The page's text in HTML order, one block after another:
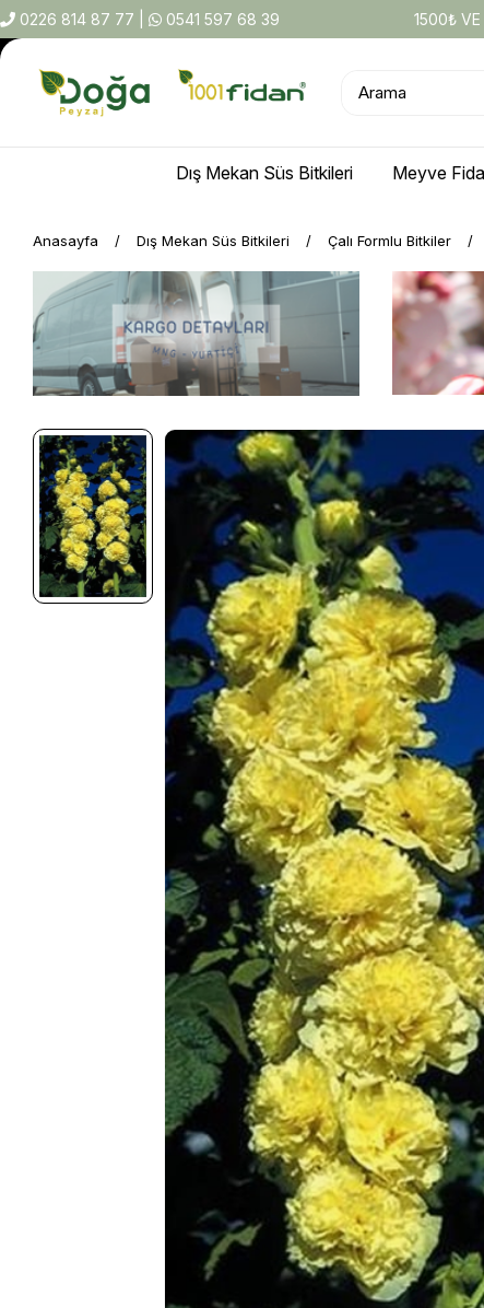
0226 814 87 77 0541 597 68 39 1500₺ VE
Dış Mekan Süs Bitkileri Meyve
Anasayfa Dış Mekan Süs Bitkileri Çalı Formlu Bitkiler